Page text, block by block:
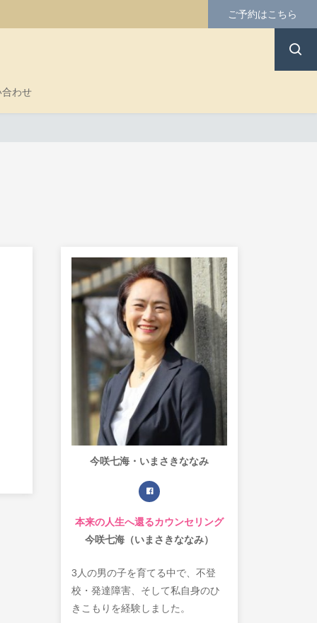
ご予約はこちら
わせ
今咲七海・いまさきななみ
本来の人生へ還るカウンセリング
今咲七海（いまさきななみ）
3人の男の子を育てる中で、不登
校・発達障害、そして私自身のひ
きこもりを経験しました。